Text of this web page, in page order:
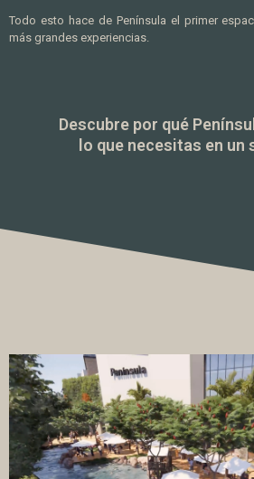
Todo esto hace de Península el primer
más grandes experiencias.
Descubre por qué
lo que necesitas en un